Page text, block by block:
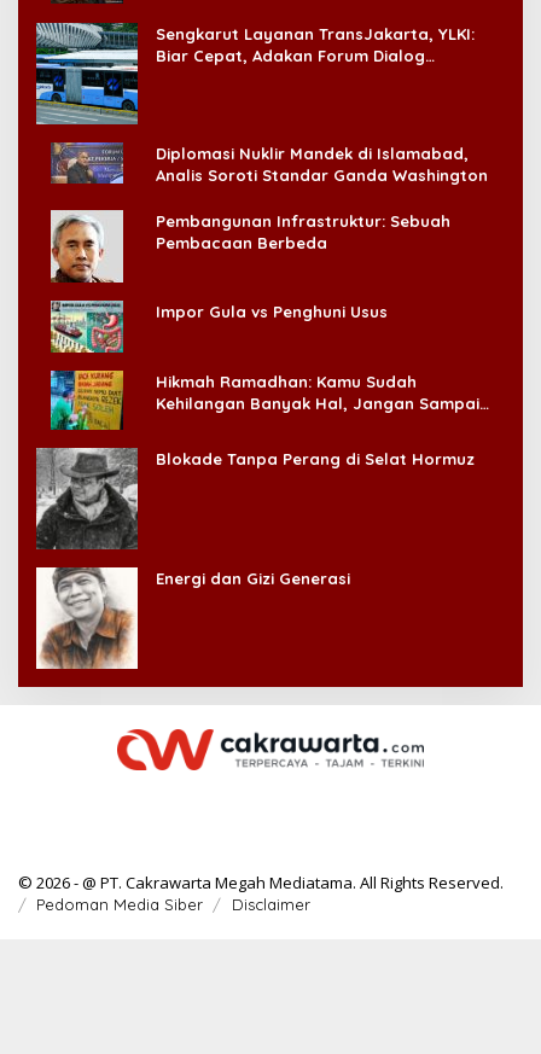
Sengkarut Layanan TransJakarta, YLKI:
Biar Cepat, Adakan Forum Dialog
Diplomasi Nuklir Mandek di Islamabad,
Analis Soroti Standar Ganda Washington
Pembangunan Infrastruktur: Sebuah
Pembacaan Berbeda
Impor Gula vs Penghuni Usus
Hikmah Ramadhan: Kamu Sudah
Kehilangan Banyak Hal, Jangan Sampai
Blokade Tanpa Perang di Selat Hormuz
Energi dan Gizi Generasi
© 2026 - @ PT. Cakrawarta Megah Mediatama. All Rights Reserved.
Pedoman Media Siber Disclaimer